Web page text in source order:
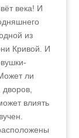
века! И
из
Кривой. И
ли
влиять